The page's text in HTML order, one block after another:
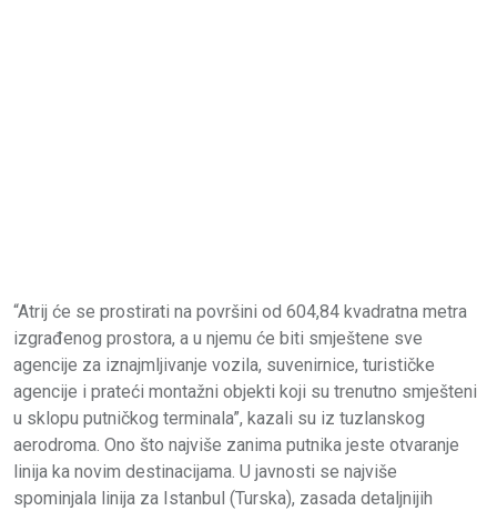
“Atrij će se prostirati na površini od 604,84 kvadratna metra
izgrađenog prostora, a u njemu će biti smještene sve
agencije za iznajmljivanje vozila, suvenirnice, turističke
agencije i prateći montažni objekti koji su trenutno smješteni
u sklopu putničkog terminala”, kazali su iz tuzlanskog
aerodroma. Ono što najviše zanima putnika jeste otvaranje
linija ka novim destinacijama. U javnosti se najviše
spominjala linija za Istanbul (Turska), zasada detaljnijih